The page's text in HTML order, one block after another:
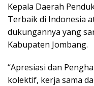
Kepala Daerah
Terbaik di Indonesia
dukungannya yang
Kabupaten Jombang.
“Apresiasi dan
kolektif, kerja sama